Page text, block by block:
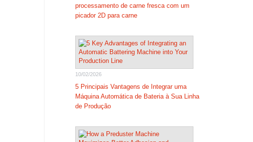
processamento de carne fresca com um
picador 2D para carne
10/02/2026
5 Principais Vantagens de Integrar uma
Máquina Automática de Bateria à Sua Linha
de Produção